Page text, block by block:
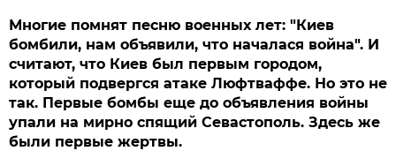
Многие помнят песню военных лет: "Киев
бомбили, нам объявили, что началася война". И
считают, что Киев был первым городом,
который подвергся атаке Люфтваффе. Но это не
так. Первые бомбы еще до объявления войны
упали на мирно спящий Севастополь. Здесь же
были первые жертвы.